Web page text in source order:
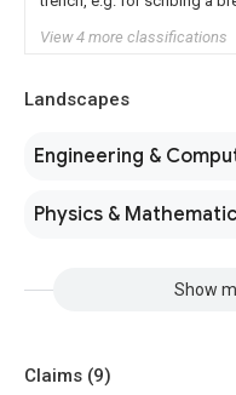
View 4 more classifications
Landscapes
Engineering &
Physics &
Show
Claims (9)